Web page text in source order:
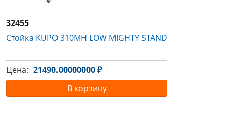
32455
Стойка KUPO 310MH LOW MIGHTY STAND
Цена: 21490.00000000 ₽
В корзину